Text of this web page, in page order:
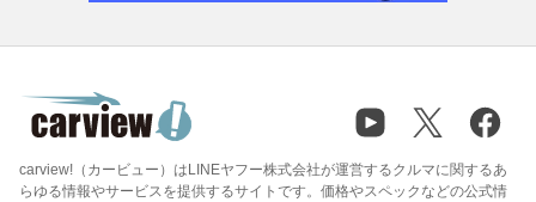
carview!（カービュー）はLINEヤフー株式会社が運営するクルマに関するあ
らゆる情報やサービスを提供するサイトです。価格やスペックなどの公式情